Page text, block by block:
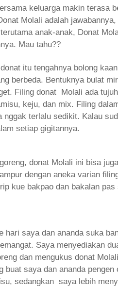
keluarga makin terasa
Molali adalah
anak-anak, Donat
Mau tahu??
itu tengahnya bolong
berbeda. Bentuknya bulat
Filing donat Molali ada
keju, dan mix. Filing
nggak terlalu sedikit. Kalau
setiap gigitannya.
donat Molali ini bisa
dengan aneka varian
kue bakpao dan bakalan
hari saya dan ananda suka
Saya menyediakan
dan mengukus donat
buat saya dan ananda
sedangkan saya lebih